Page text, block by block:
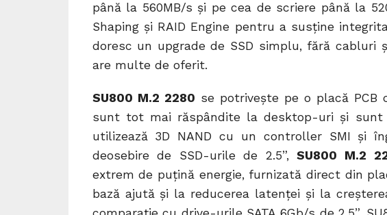
până la 560MB/s și pe cea de scriere până la
Shaping și RAID Engine pentru a susține
doresc un upgrade de SSD simplu, fără cabluri
are multe de oferit.
SU800 M.2 2280 se potrivește pe o placă PCB
sunt tot mai răspândite la desktop-uri și sunt
utilizează 3D NAND cu un controller SMI și
deosebire de SSD-urile de 2.5”,SU800 M.2
extrem de puțină energie, furnizată direct din
bază ajută și la reducerea latenței și la